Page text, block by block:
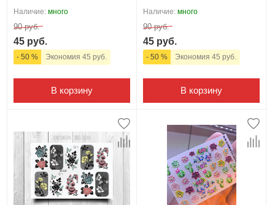
Наличие: много
90 руб.
45 руб.
- 50 % Экономия 45 руб.
В корзину
Наличие: много
90 руб.
45 руб.
- 50 % Экономия 45 руб.
В корзину